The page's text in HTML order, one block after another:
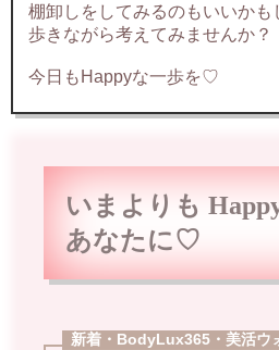
棚卸しをしてみるのもいいかも
歩きながら考えてみませんか？
今日もHappyな一歩を♡
いまよりも
あなたに♡
新着・BodyLux365・美活ウ